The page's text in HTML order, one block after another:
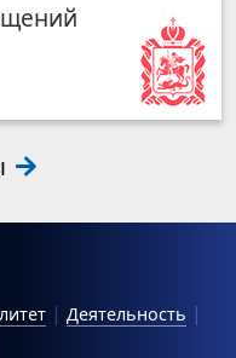
Деятельность